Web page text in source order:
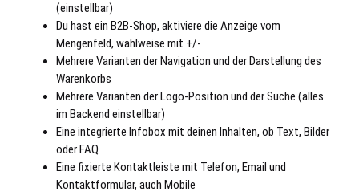
(einstellbar)
Du hast ein B2B-Shop, aktiviere die Anzeige vom
Mengenfeld, wahlweise mit +/-
Mehrere Varianten der Navigation und der Darstellung des
Warenkorbs
Mehrere Varianten der Logo-Position und der Suche (alles
im Backend einstellbar)
Eine integrierte Infobox mit deinen Inhalten, ob Text, Bilder
oder FAQ
Eine fixierte Kontaktleiste mit Telefon, Email und
Kontaktformular, auch Mobile